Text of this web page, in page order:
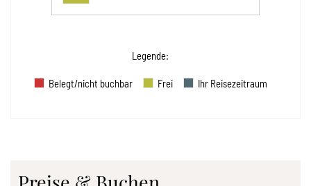
Legende:
Belegt/nicht buchbar Frei Ihr Reisezeitraum